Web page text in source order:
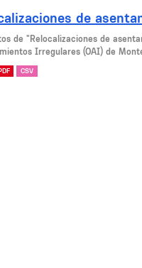
de
de "Relocalizaciones de
Irregulares (OAI) de
CSV